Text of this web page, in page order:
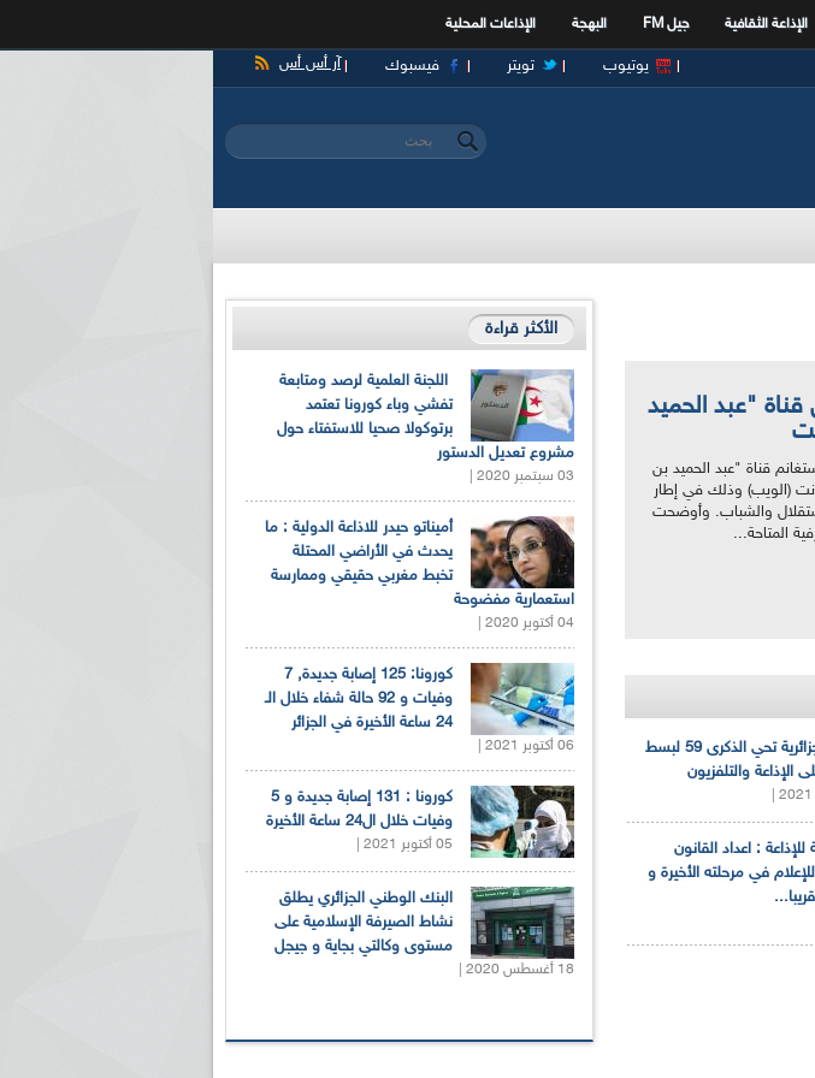
الإذاعة الثقافية جيل FM البهجة الإذاعات المحلية
آر أس أس فيسبوك تويتر يوتيوب
استمارة البحث
‏بحث ‏
"عبد الحميد
قناة "عبد الحميد بن
(الويب) وذلك في إطار
58 لعيدي الاستقلال والشباب. وأوضحت
المتاحة...
الإذاعة الجزائرية تحي الذكرى 59 لبسط
الإذاعة والتلفزيون
للإذاعة : اعداد القانون
في مرحلته الأخيرة و
الأكثر قراءة
اللجنة العلمية لرصد ومتابعة
تفشي وباء كورونا تعتمد
برتوكولا صحيا للاستفتاء حول
مشروع تعديل الدستور
03 سبتمبر 2020 |
أميناتو حيدر للاذاعة الدولية : ما
يحدث في الأراضي المحتلة
تخبط مغربي حقيقي وممارسة
استعمارية مفضوحة
04 أكتوبر 2020 |
كورونا: 125 إصابة جديدة, 7
وفيات و 92 حالة شفاء خلال الـ
24 ساعة الأخيرة في الجزائر
06 أكتوبر 2021 |
كورونا : 131 إصابة جديدة و 5
وفيات خلال ال24 ساعة الأخيرة
05 أكتوبر 2021 |
البنك الوطني الجزائري يطلق
نشاط الصيرفة الإسلامية على
مستوى وكالتي بجاية و جيجل
18 أغسطس 2020 |